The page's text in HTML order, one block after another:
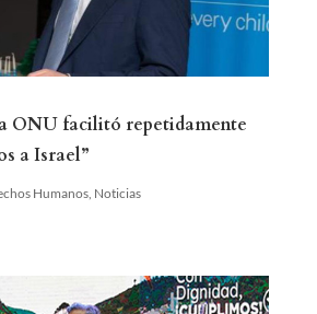
ONU facilitó repetidamente
a Israel”
Humanos, Noticias